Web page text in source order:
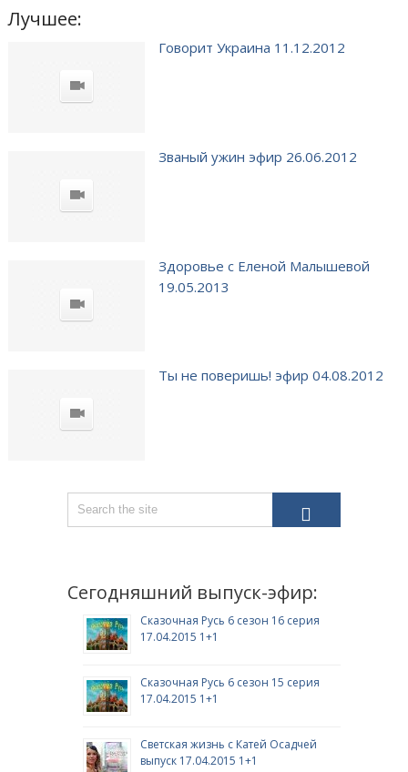
Лучшее:
Говорит Украина 11.12.2012
Званый ужин эфир 26.06.2012
Здоровье с Еленой Малышевой
19.05.2013
Ты не поверишь! эфир 04.08.2012
Сегодняшний выпуск-эфир:
Сказочная Русь 6 сезон 16 серия
17.04.2015 1+1
Сказочная Русь 6 сезон 15 серия
17.04.2015 1+1
Светская жизнь с Катей Осадчей
выпуск 17.04.2015 1+1